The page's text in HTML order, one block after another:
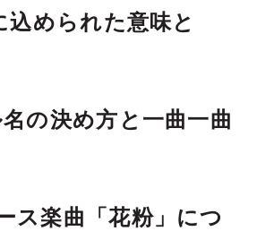
込められた意味と
の決め方と一曲一曲
ス楽曲「花粉」につ